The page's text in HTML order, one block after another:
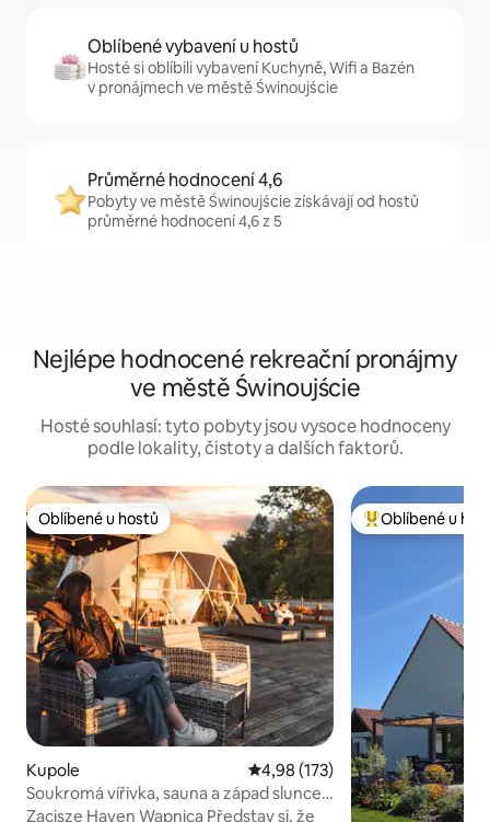
Oblíbené vybavení u hostů
Hosté si oblíbili vybavení Kuchyně, Wifi a Bazén
v pronájmech ve městě Świnoujście
Průměrné hodnocení 4,6
Pobyty ve městě Świnoujście získávají od hostů
průměrné hodnocení 4,6 z 5
Nejlépe hodnocené rekreační pronájmy
ve městě Świnoujście
Hosté souhlasí: tyto pobyty jsou vysoce hodnoceny
podle lokality, čistoty a dalších faktorů.
Oblíbené u hostů
Oblíbené u hostů
Kupole Průměrné hodnocení 4,98 z 5,
4,98 (173)
Soukromá vířivka, sauna a západ slunce
v domě ve tvaru kupole
Zacisze Haven Wapnica Představ si, že
Nejlepší v
Oblíbené u